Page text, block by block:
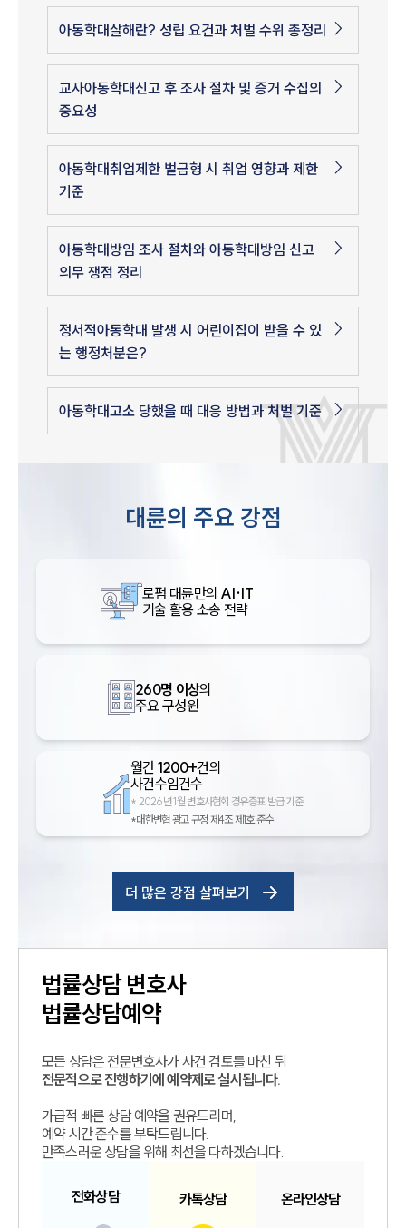
아동학대살해란? 성립 요건과 처벌 수위 총정리
교사아동학대신고 후 조사 절차 및 증거 수집의
중요성
아동학대취업제한 벌금형 시 취업 영향과 제한
기준
아동학대방임 조사 절차와 아동학대방임 신고
의무 쟁점 정리
정서적아동학대 발생 시 어린이집이 받을 수 있
는 행정처분은?
아동학대고소 당했을 때 대응 방법과 처벌 기준
대륜의 주요 강점
로펌 대륜만의 AI·IT
기술 활용 소송 전략
260명 이상의
주요 구성원
월간1200+건의
사건수임건수
* 2026년 1월 변호사협회 경유증표 발급 기준
*대한변협 광고 규정 제4조 제1호 준수
더 많은 강점 살펴보기
법률상담변호사
법률상담예약
모든 상담은 전문변호사가 사건 검토를 마친 뒤
전문적으로 진행하기에 예약제로 실시됩니다.
가급적 빠른 상담 예약을 권유드리며,
예약 시간 준수를 부탁드립니다.
만족스러운 상담을 위해 최선을 다하겠습니다.
전화상담 카톡상담 온라인상담